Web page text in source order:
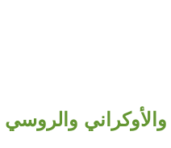
والروسي